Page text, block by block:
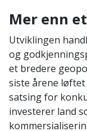
Mer enn
Utviklingen
og
et bredere
siste årene
satsing for
investerer land